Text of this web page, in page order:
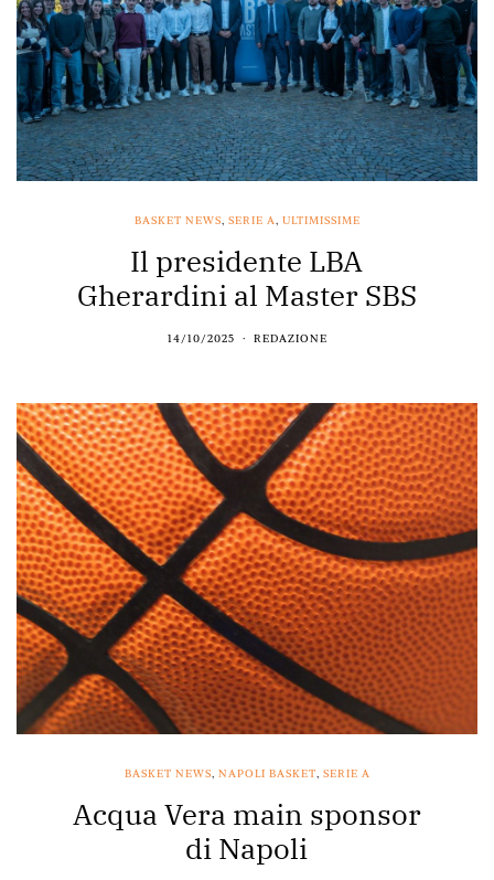
BASKET NEWS, SERIE A, ULTIMISSIME
Il presidente LBA
Gherardini al Master SBS
14/10/2025 REDAZIONE
BASKET NEWS, NAPOLI BASKET, SERIE A
Acqua Vera main sponsor
di Napoli